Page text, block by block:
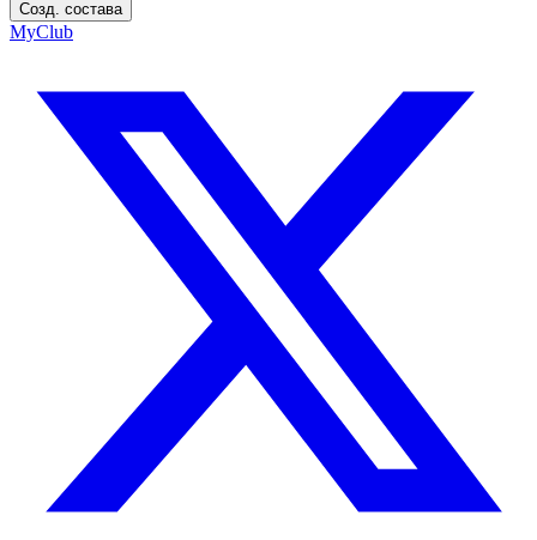
Созд. состава
MyClub